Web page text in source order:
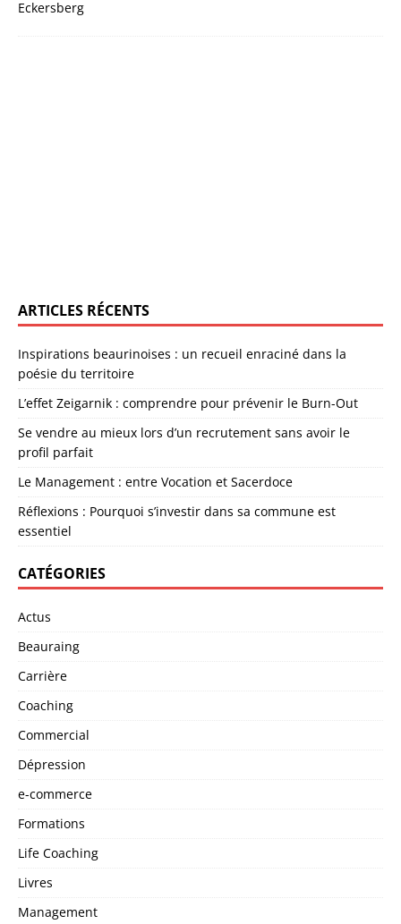
ARTICLES RÉCENTS
Inspirations beaurinoises : un recueil enraciné dans la
poésie du territoire
L’effet Zeigarnik : comprendre pour prévenir le Burn-Out
Se vendre au mieux lors d’un recrutement sans avoir le
profil parfait
Le Management : entre Vocation et Sacerdoce
Réflexions : Pourquoi s’investir dans sa commune est
essentiel
CATÉGORIES
Actus
Beauraing
Carrière
Coaching
Commercial
Dépression
e-commerce
Formations
Life Coaching
Livres
Management